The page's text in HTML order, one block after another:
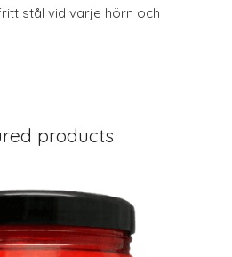
stål vid varje hörn och
products